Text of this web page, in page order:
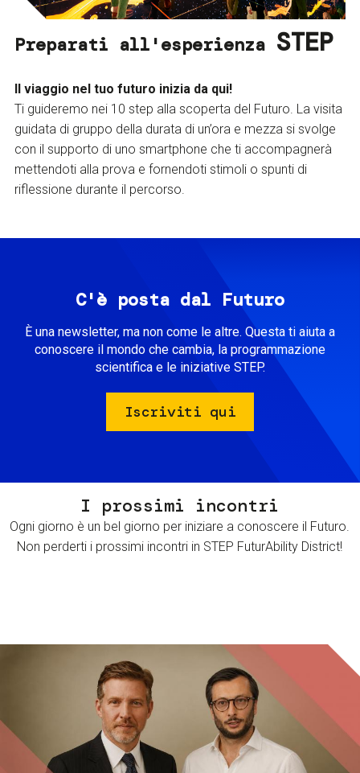
Preparati all'esperienza STEP
Il viaggio nel tuo futuro inizia da qui!
Ti guideremo nei 10 step alla scoperta del Futuro. La visita
guidata di gruppo della durata di un’ora e mezza si svolge
con il supporto di uno smartphone che ti accompagnerà
mettendoti alla prova e fornendoti stimoli o spunti di
riflessione durante il percorso.
C'è posta dal Futuro
È una newsletter, ma non come le altre. Questa ti aiuta a
conoscere il mondo che cambia, la programmazione
scientifica e le iniziative STEP.
Iscriviti qui
I prossimi incontri
Ogni giorno è un bel giorno per iniziare a conoscere il Futuro.
Non perderti i prossimi incontri in STEP FuturAbility District!